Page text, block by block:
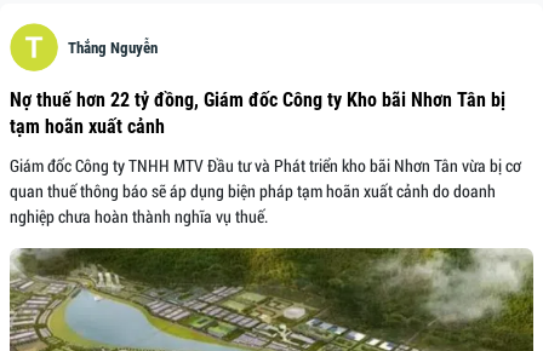
Thắng Nguyễn
Nợ thuế hơn 22 tỷ đồng, Giám đốc Công ty Kho bãi Nhơn Tân bị
tạm hoãn xuất cảnh
Giám đốc Công ty TNHH MTV Đầu tư và Phát triển kho bãi Nhơn Tân vừa bị cơ
quan thuế thông báo sẽ áp dụng biện pháp tạm hoãn xuất cảnh do doanh
nghiệp chưa hoàn thành nghĩa vụ thuế.